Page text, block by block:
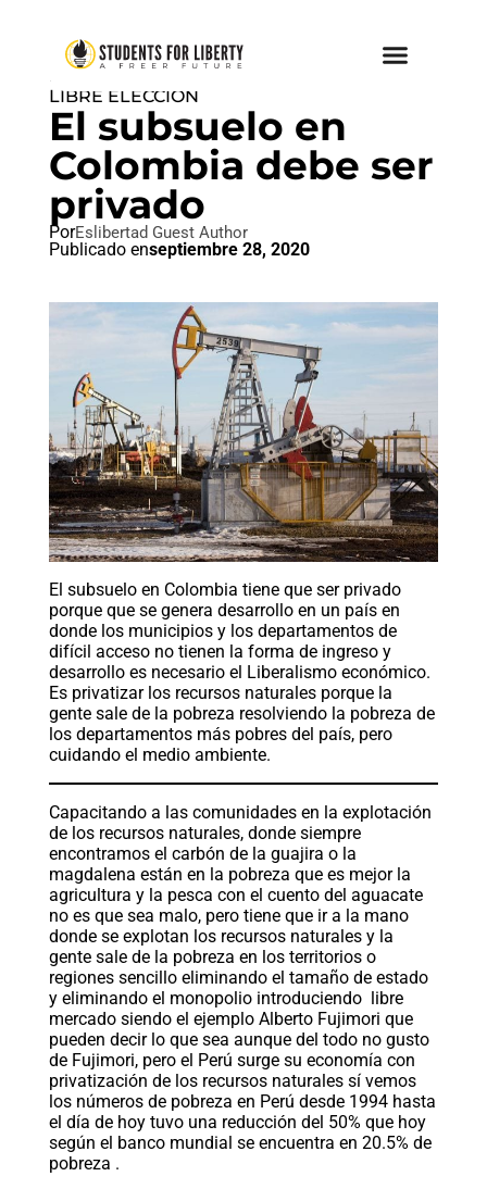
DON'T TREAD ON ANYONE
LIBRE ELECCIÓN
El subsuelo en
Colombia debe ser
privado
PorEslibertad Guest Author
Publicado enseptiembre 28, 2020
El subsuelo en Colombia tiene que ser privado
porque que se genera desarrollo en un país en
donde los municipios y los departamentos de
difícil acceso no tienen la forma de ingreso y
desarrollo es necesario el Liberalismo económico.
Es privatizar los recursos naturales porque la
gente sale de la pobreza resolviendo la pobreza de
los departamentos más pobres del país, pero
cuidando el medio ambiente.
Capacitando a las comunidades en la explotación
de los recursos naturales, donde siempre
encontramos el carbón de la guajira o la
magdalena están en la pobreza que es mejor la
agricultura y la pesca con el cuento del aguacate
no es que sea malo, pero tiene que ir a la mano
donde se explotan los recursos naturales y la
gente sale de la pobreza en los territorios o
regiones sencillo eliminando el tamaño de estado
y eliminando el monopolio introduciendo libre
mercado siendo el ejemplo Alberto Fujimori que
pueden decir lo que sea aunque del todo no gusto
de Fujimori, pero el Perú surge su economía con
privatización de los recursos naturales sí vemos
los números de pobreza en Perú desde 1994 hasta
el día de hoy tuvo una reducción del 50% que hoy
según el banco mundial se encuentra en 20.5% de
pobreza .